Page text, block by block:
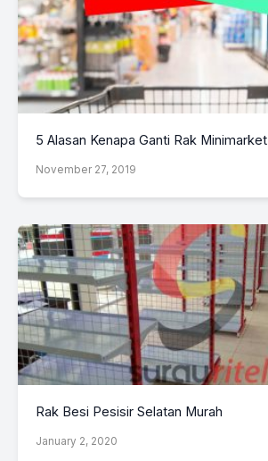
5 Alasan Kenapa Ganti Rak Minimarket
November 27, 2019
Rak Besi Pesisir Selatan Murah
January 2, 2020